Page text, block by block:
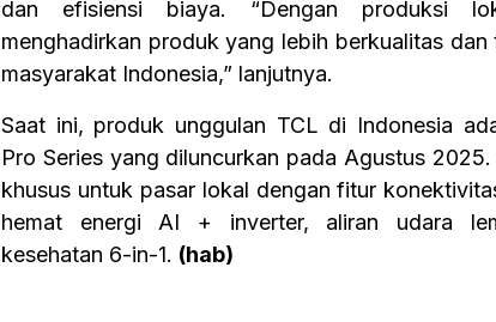
dan efisiensi biaya. “Dengan produksi
menghadirkan produk yang lebih berkualitas dan
masyarakat Indonesia,” lanjutnya.
Saat ini, produk unggulan TCL di Indonesia
Pro Series yang diluncurkan pada Agustus
khusus untuk pasar lokal dengan fitur
hemat energi AI + inverter, aliran udara
kesehatan 6-in-1. (hab)